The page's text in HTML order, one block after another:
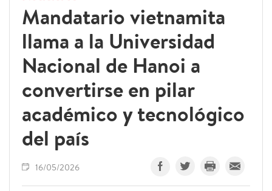
Mandatario vietnamita
llama a la Universidad
Nacional de Hanoi a
convertirse en pilar
académico y tecnológico
del país
16/05/2026